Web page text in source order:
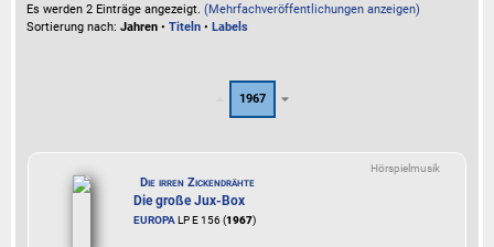
Es werden 2 Einträge angezeigt. (Mehrfachveröffentlichungen anzeigen)
Sortierung nach: Jahren • Titeln • Labels
1967
Hörspielmusik
Die irren Zickendrähte
Die große Jux-Box
EUROPALP E 156 (1967)